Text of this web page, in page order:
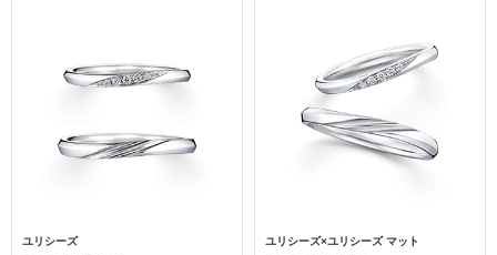
ユリシーズ
ユリシーズ×ユリシーズ マット